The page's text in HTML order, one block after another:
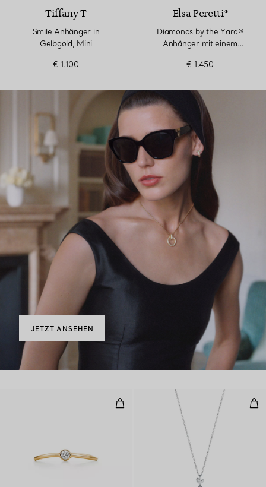
Tiffany T
Smile Anhänger in
Gelbgold, Mini
€ 1.100
Elsa Peretti®
Diamonds by the Yard®
Anhänger mit einem
€ 1.450
JETZT ANSEHEN
Wave einreihiger Diamantring